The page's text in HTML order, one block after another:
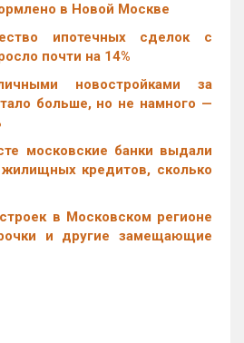
в Новой Москве
ипотечных сделок с
почти на 14%
новостройками за
больше, но не намного —
московские банки выдали
кредитов, сколько
в Московском регионе
и другие замещающие